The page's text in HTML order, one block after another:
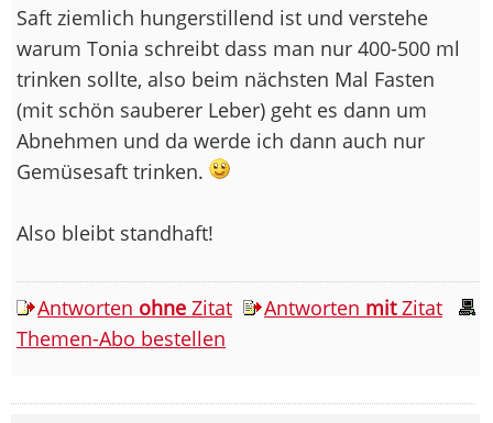
Saft ziemlich hungerstillend ist und verstehe
warum Tonia schreibt dass man nur 400-500 ml
trinken sollte, also beim nächsten Mal Fasten
(mit schön sauberer Leber) geht es dann um
Abnehmen und da werde ich dann auch nur
Gemüsesaft trinken.
Also bleibt standhaft!
Antworten ohne Zitat Antworten mitZitat
Themen-Abo bestellen